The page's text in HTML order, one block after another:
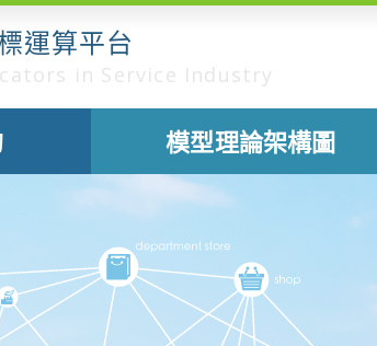
運算平台
in Service Industry
模型理論架構圖